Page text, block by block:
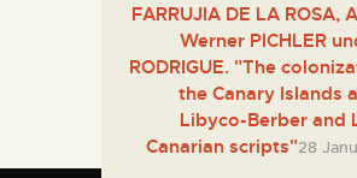
FARRUJIA DE LA ROSA,
Werner PICHLER
RODRIGUE. "The
the Canary Islands
Libyco-Berber and
Canarian scripts"28